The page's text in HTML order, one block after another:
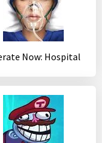
Now: Hospital